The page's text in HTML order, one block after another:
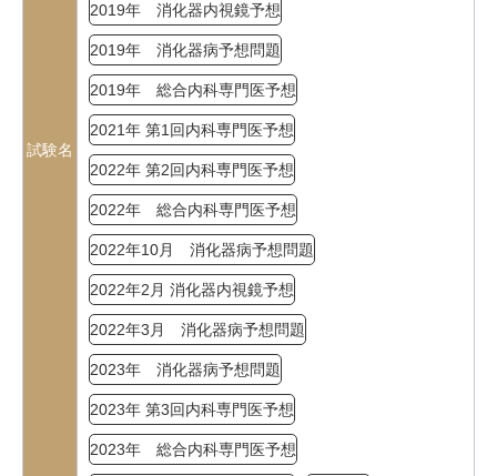
試験名
2019年 消化器内視鏡予想
2019年 消化器病予想問題
2019年 総合内科専門医予想
2021年 第1回内科専門医予想
2022年 第2回内科専門医予想
2022年 総合内科専門医予想
2022年10月 消化器病予想問題
2022年2月 消化器内視鏡予想
2022年3月 消化器病予想問題
2023年 消化器病予想問題
2023年 第3回内科専門医予想
2023年 総合内科専門医予想